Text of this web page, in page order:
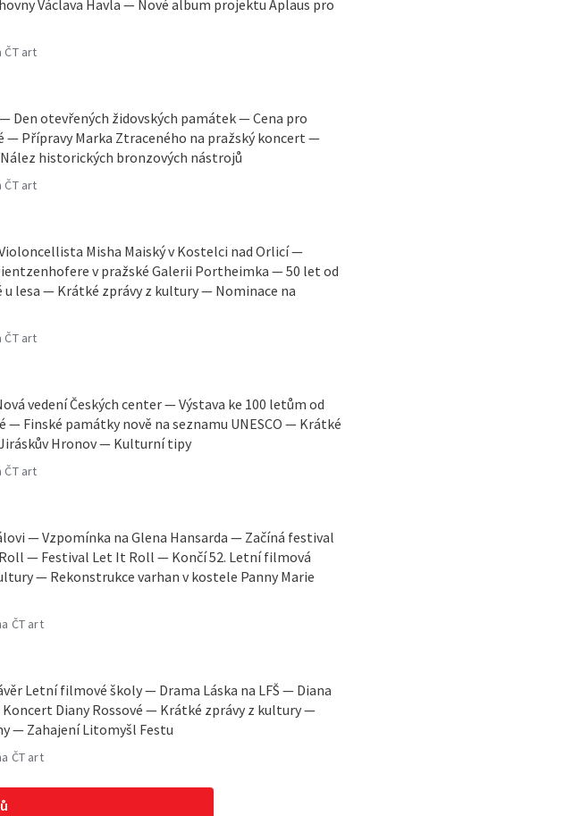
Václava Havla — Nové album projektu Aplaus pro
ČT art
Den otevřených židovských památek — Cena pro
— Přípravy Marka Ztraceného na pražský koncert —
historických bronzových nástrojů
ČT art
Misha Maiský v Kostelci nad Orlicí —
v pražské Galerii Portheimka — 50 let od
lesa — Krátké zprávy z kultury — Nominace na
ČT art
vedení Českých center — Výstava ke 100 letům od
— Finské památky nově na seznamu UNESCO — Krátké
Hronov — Kulturní tipy
ČT art
— Vzpomínka na Glena Hansarda — Začíná festival
— Festival Let It Roll — Končí 52. Letní filmová
— Rekonstrukce varhan v kostele Panny Marie
ČT art
Letní filmové školy — Drama Láska na LFŠ — Diana
Koncert Diany Rossové — Krátké zprávy z kultury —
— Zahajení Litomyšl Festu
ČT art